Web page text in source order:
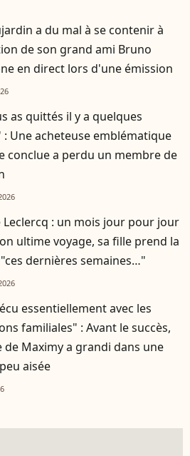
a du mal à se contenir à
de son grand ami Bruno
en direct lors d'une émission
as quittés il y a quelques
: Une acheteuse emblématique
conclue a perdu un membre de
Leclercq : un mois jour pour jour
ultime voyage, sa fille prend la
dernières semaines…"
essentiellement avec les
familiales" : Avant le succès,
de Maximy a grandi dans une
aisée